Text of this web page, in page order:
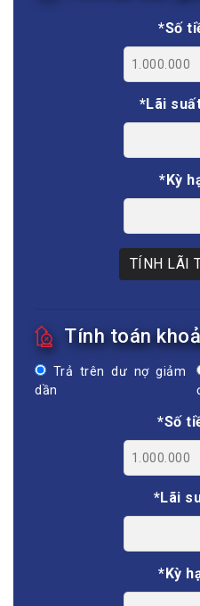
*Số
*Lãi
*Kỳ
TÍNH LÃI
Tính toán
Trả trên dư nợ giảm
dần
*Số
*Lãi
*Kỳ